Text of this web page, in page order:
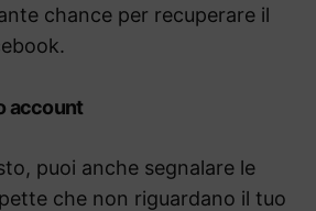
chance per recuperare il
account
puoi anche segnalare le
che non riguardano il tuo